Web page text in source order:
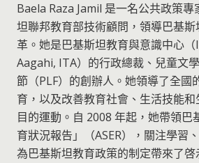
Baela Raza Jamil 是一名公共政策
坦聯邦教育部技術顧問，領導巴基
革。她是巴基斯坦教育與意識中心
Aagahi, ITA）的行政總裁、兒童文
節（PLF）的創辦人。她領導了全國
育，以及改善教育社會、生活技能
目的運動。自 2008 年起，她帶領巴
育狀況報告」（ASER），關注學習
為巴基斯坦教育政策的制定帶來了